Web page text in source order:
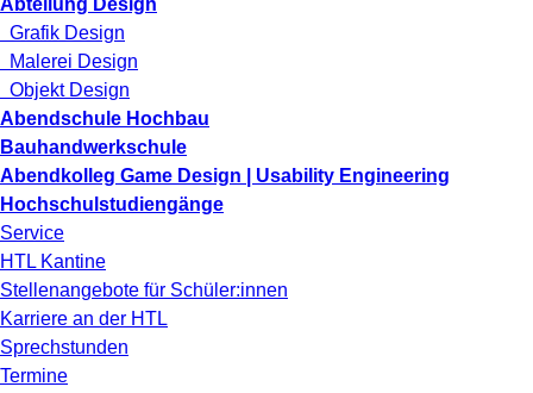
Abteilung Design
Grafik Design
Malerei Design
Objekt Design
Abendschule Hochbau
Bauhandwerkschule
Abendkolleg Game Design | Usability Engineering
Hochschulstudiengänge
Service
HTL Kantine
Stellenangebote für Schüler:innen
Karriere an der HTL
Sprechstunden
Termine